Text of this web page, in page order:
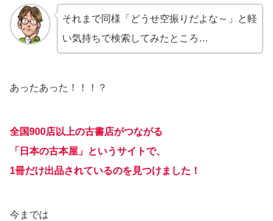
それまで同様「どうせ空振りだよな～」と軽
い気持ちで検索してみたところ…
あったあった！！！？
全国900店以上の古書店がつながる
「日本の古本屋」というサイトで、
1冊だけ出品されているのを見つけました！
今までは